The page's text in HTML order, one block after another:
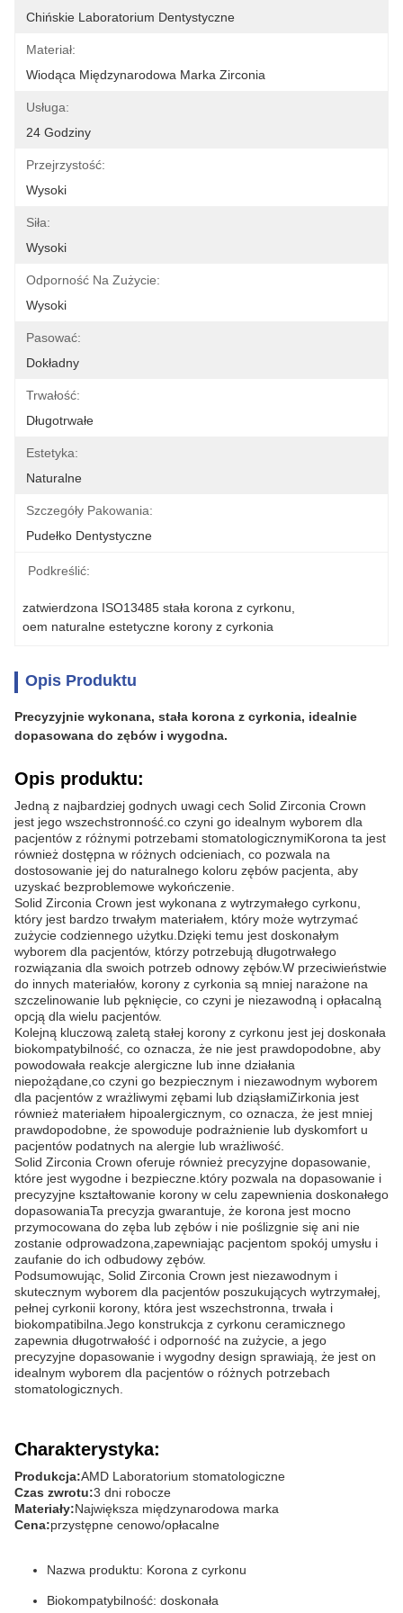
Chińskie Laboratorium Dentystyczne
Materiał:
Wiodąca Międzynarodowa Marka Zirconia
Usługa:
24 Godziny
Przejrzystość:
Wysoki
Siła:
Wysoki
Odporność Na Zużycie:
Wysoki
Pasować:
Dokładny
Trwałość:
Długotrwałe
Estetyka:
Naturalne
Szczegóły Pakowania:
Pudełko Dentystyczne
Podkreślić:
zatwierdzona ISO13485 stała korona z cyrkonu
oem naturalne estetyczne korony z cyrkonia
Opis Produktu
Precyzyjnie wykonana, stała korona z cyrkonia, idealnie
dopasowana do zębów i wygodna.
Opis produktu:
Jedną z najbardziej godnych uwagi cech Solid Zirconia Crown
jest jego wszechstronność.co czyni go idealnym wyborem dla
pacjentów z różnymi potrzebami stomatologicznymiKorona ta jest
również dostępna w różnych odcieniach, co pozwala na
dostosowanie jej do naturalnego koloru zębów pacjenta, aby
uzyskać bezproblemowe wykończenie.
Solid Zirconia Crown jest wykonana z wytrzymałego cyrkonu,
który jest bardzo trwałym materiałem, który może wytrzymać
zużycie codziennego użytku.Dzięki temu jest doskonałym
wyborem dla pacjentów, którzy potrzebują długotrwałego
rozwiązania dla swoich potrzeb odnowy zębów.W przeciwieństwie
do innych materiałów, korony z cyrkonia są mniej narażone na
szczelinowanie lub pęknięcie, co czyni je niezawodną i opłacalną
opcją dla wielu pacjentów.
Kolejną kluczową zaletą stałej korony z cyrkonu jest jej doskonała
biokompatybilność, co oznacza, że nie jest prawdopodobne, aby
powodowała reakcje alergiczne lub inne działania
niepożądane,co czyni go bezpiecznym i niezawodnym wyborem
dla pacjentów z wrażliwymi zębami lub dziąsłamiZirkonia jest
również materiałem hipoalergicznym, co oznacza, że jest mniej
prawdopodobne, że spowoduje podrażnienie lub dyskomfort u
pacjentów podatnych na alergie lub wrażliwość.
Solid Zirconia Crown oferuje również precyzyjne dopasowanie,
które jest wygodne i bezpieczne.który pozwala na dopasowanie i
precyzyjne kształtowanie korony w celu zapewnienia doskonałego
dopasowaniaTa precyzja gwarantuje, że korona jest mocno
przymocowana do zęba lub zębów i nie poślizgnie się ani nie
zostanie odprowadzona,zapewniając pacjentom spokój umysłu i
zaufanie do ich odbudowy zębów.
Podsumowując, Solid Zirconia Crown jest niezawodnym i
skutecznym wyborem dla pacjentów poszukujących wytrzymałej,
pełnej cyrkonii korony, która jest wszechstronna, trwała i
biokompatibilna.Jego konstrukcja z cyrkonu ceramicznego
zapewnia długotrwałość i odporność na zużycie, a jego
precyzyjne dopasowanie i wygodny design sprawiają, że jest on
idealnym wyborem dla pacjentów o różnych potrzebach
stomatologicznych.
Charakterystyka:
Produkcja:AMD Laboratorium stomatologiczne
Czas zwrotu:3 dni robocze
Materiały:Największa międzynarodowa marka
Cena:przystępne cenowo/opłacalne
Nazwa produktu: Korona z cyrkonu
Biokompatybilność: doskonała